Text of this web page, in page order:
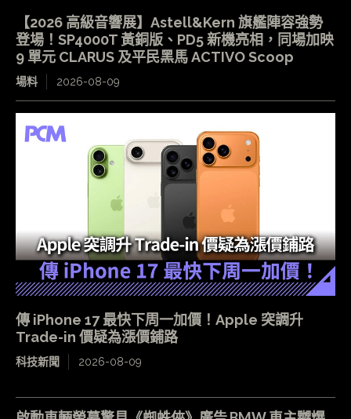
【2026 高級音響展】Astell&Kern 旗艦陣容強勢
登場！SP4000T 黃銅版、PD5 新機亮相，同場加映
9 單元 CLARUS 及平民黑馬 ACTIVO Scoop
場料 2026-08-09
傳 iPhone 17 最快下周一加價！Apple 突調升
Trade-in 價疑為漲價鋪路
科技新聞 2026-08-09